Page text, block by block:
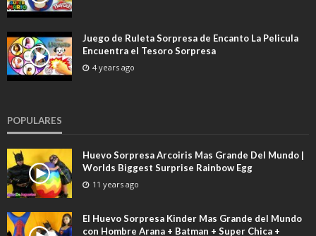
Juego de Ruleta Sorpresa de Encanto La Pelicula
Encuentra el Tesoro Sorpresa
4 years ago
POPULARES
Huevo Sorpresa Arcoiris Mas Grande Del Mundo |
Worlds Biggest Surprise Rainbow Egg
11 years ago
El Huevo Sorpresa Kinder Mas Grande del Mundo
con Hombre Arana + Batman + Super Chica +